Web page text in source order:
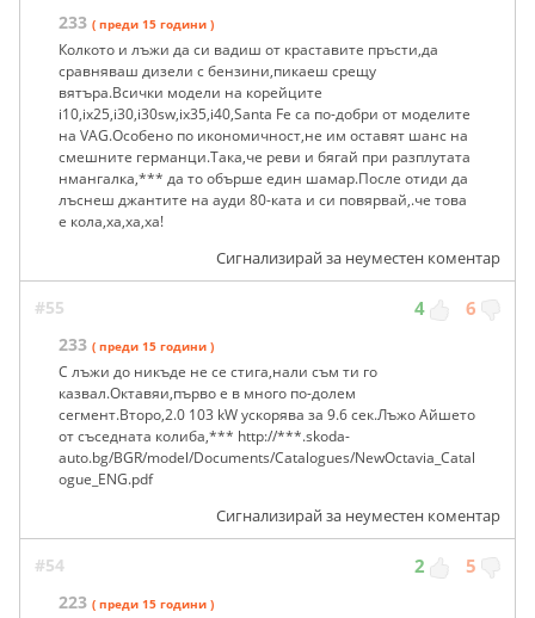
233 ( преди 15 години )
Колкото и лъжи да си вадиш от краставите пръсти,да
сравняваш дизели с бензини,пикаеш срещу
вятъра.Всички модели на корейците
i10,ix25,i30,i30sw,ix35,i40,Santa Fe са по-добри от моделите
на VAG.Особено по икономичност,не им оставят шанс на
смешните германци.Така,че реви и бягай при разплутата
нмангалка,*** да то обърше един шамар.После отиди да
лъснеш джантите на ауди 80-ката и си повярвай,.че това
е кола,ха,ха,ха!
Сигнализирай за неуместен коментар
#55 4 6
233 ( преди 15 години )
С лъжи до никъде не се стига,нали съм ти го
казвал.Октавяи,първо е в много по-долем
сегмент.Второ,2.0 103 kW ускорява за 9.6 сек.Лъжо Айшето
от съседната колиба,*** http://***.skoda-
auto.bg/BGR/model/Documents/Catalogues/NewOctavia_Catal
ogue_ENG.pdf
Сигнализирай за неуместен коментар
#54 2 5
223 ( преди 15 години )